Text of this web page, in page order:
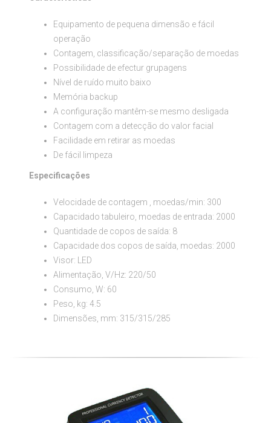
Equipamento de pequena dimensão e fácil
operação
Contagem, classificação/separação de moedas
Possibilidade de efectur grupagens
Nível de ruído muito baixo
Memória backup
A configuração mantêm-se mesmo desligada
Contagem com a detecção do valor facial
Facilidade em retirar as moedas
De fácil limpeza
Especificações
Velocidade de contagem , moedas/min: 300
Capacidado tabuleiro, moedas de entrada: 2000
Quantidade de copos de saída: 8
Capacidade dos copos de saída, moedas: 2000
Visor: LED
Alimentação, V/Hz: 220/50
Consumo, W: 60
Peso, kg: 4.5
Dimensões, mm: 315/315/285